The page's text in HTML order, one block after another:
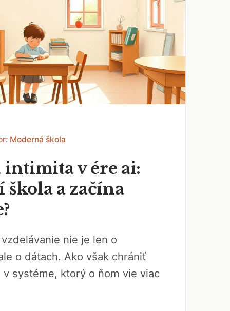
Moderná škola
v ére ai:
škola a začína
nie je len o
o dátach. Ako však chrániť
systéme, ktorý o ňom vie viac